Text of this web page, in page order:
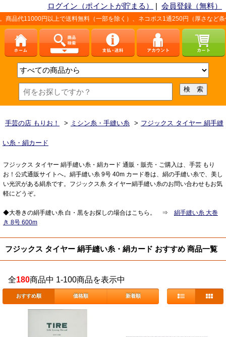
ログイン（ポイントが貯まる） | 会員登録（無料）
送料無料（一部を除く）、ネコポス1通250円（厚さなど条件あり）。詳しく
手芸の店 もりお！ > ミシン糸・手縫い糸 > フジックス タイヤー 絹手縫
い糸・絹カード
フジックス タイヤー 絹手縫い糸・絹カード 通販・販売・ご購入は、手芸 もり
お！公式通販サイトへ。絹手縫い糸 9号 40m カード巻は、絹の手縫い糸で、美し
い光沢がある絹糸です。フジックス糸 タイヤー絹手縫い糸のお問い合わせもお気
軽にどうぞ。
◆大巻きの絹手縫い糸 白・黒をお探しの場合はこちら。 ⇒ 絹手縫い糸 大巻
き 8号 600m
フジックス タイヤー 絹手縫い糸・絹カード おすすめ 商品一覧
全180商品中 1-100商品を表示中
おすすめ順 価格順 新着順